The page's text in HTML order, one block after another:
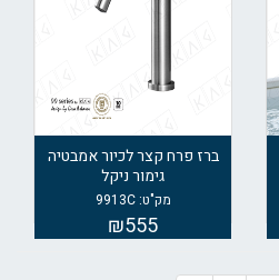
ברז פרח קצר לכיור אמבטיה
גימור ניקל
מק"ט: 9913C
₪555